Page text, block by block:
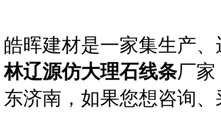
皓晖建材是一家集生产
林辽源仿大理石线条厂家
东济南，如果您想咨询